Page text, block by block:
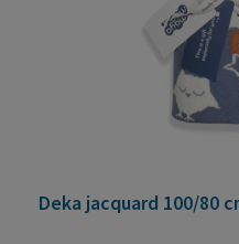
Deka jacquard 100/80